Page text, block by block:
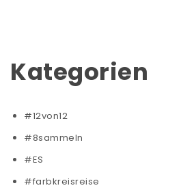
Kategorien
#12von12
#8sammeln
#ES
#farbkreisreise